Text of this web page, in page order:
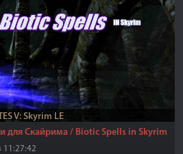
V: Skyrim LE
для Скайрима / Biotic Spells in Skyrim
11:27:42